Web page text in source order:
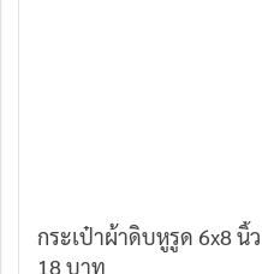
กระเป๋าผ้าดิบหูรูด 6x8 นิ้
18 บาท